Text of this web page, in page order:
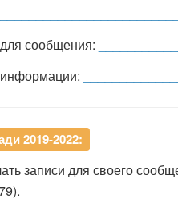
сообщения:
информации:
2019-2022:
записи для своего